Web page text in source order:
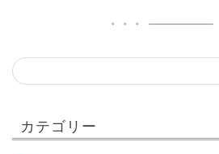
カテゴリー